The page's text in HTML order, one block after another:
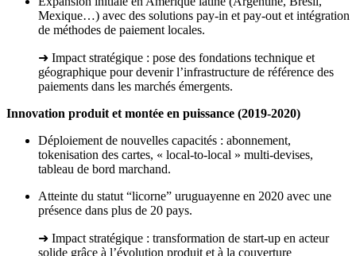
Mexique…) avec des solutions pay-in et pay-out et intégration
de méthodes de paiement locales.
➜ Impact stratégique : pose des fondations technique et
géographique pour devenir l’infrastructure de référence des
paiements dans les marchés émergents.
Innovation produit et montée en puissance (2019-2020)
Déploiement de nouvelles capacités : abonnement,
tokenisation des cartes, « local-to-local » multi-devises,
tableau de bord marchand.
Atteinte du statut “licorne” uruguayenne en 2020 avec une
présence dans plus de 20 pays.
➜ Impact stratégique : transformation de start-up en acteur
solide grâce à l’évolution produit et à la couverture